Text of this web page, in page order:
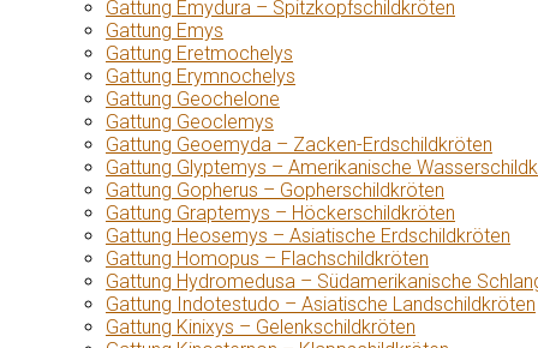
Gattung Emydura – Spitzkopfschildkröten
Gattung Emys
Gattung Eretmochelys
Gattung Erymnochelys
Gattung Geochelone
Gattung Geoclemys
Gattung Geoemyda – Zacken-Erdschildkröten
Gattung Glyptemys – Amerikanische
Gattung Gopherus – Gopherschildkröten
Gattung Graptemys – Höckerschildkröten
Gattung Heosemys – Asiatische Erdschildkröten
Gattung Homopus – Flachschildkröten
Gattung Hydromedusa – Südamerikanische
Gattung Indotestudo – Asiatische Landschildkröten
Gattung Kinixys – Gelenkschildkröten